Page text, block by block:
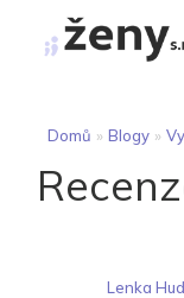
Domů » Blogy »
Lenka